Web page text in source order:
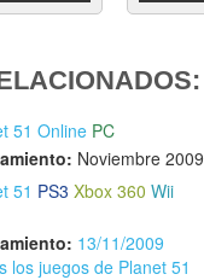
51 Online PC
Noviembre 2009
51 PS3 Xbox 360 Wii
13/11/2009
los juegos de Planet 51